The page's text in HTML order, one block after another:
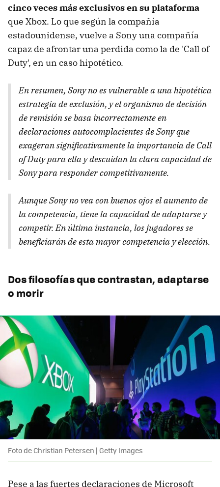
cinco veces más exclusivos en su plataforma
que Xbox. Lo que según la compañía
estadounidense, vuelve a Sony una compañía
capaz de afrontar una perdida como la de 'Call of
Duty', en un caso hipotético.
En resumen, Sony no es vulnerable a una hipotética
estrategia de exclusión, y el organismo de decisión
de remisión se basa incorrectamente en
declaraciones autocomplacientes de Sony que
exageran significativamente la importancia de Call
of Duty para ella y descuidan la clara capacidad de
Sony para responder competitivamente.
Aunque Sony no vea con buenos ojos el aumento de
la competencia, tiene la capacidad de adaptarse y
competir. En última instancia, los jugadores se
beneficiarán de esta mayor competencia y elección.
Dos filosofías que contrastan, adaptarse
o morir
Foto de Christian Petersen | Getty Images
Pese a las fuertes declaraciones de Microsoft